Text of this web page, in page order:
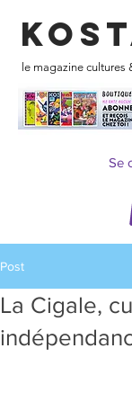
le magazine
Se
Post
La Cigale,